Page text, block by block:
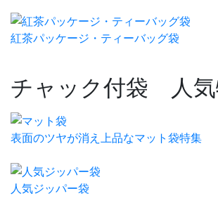
紅茶パッケージ・ティーバッグ袋
チャック付袋 人気
表面のツヤが消え上品なマット袋特集
人気ジッパー袋